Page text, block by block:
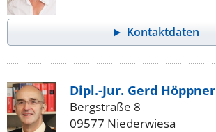
Kontaktdaten
Dipl.-Jur. Gerd Höppner
Bergstraße 8
09577 Niederwiesa